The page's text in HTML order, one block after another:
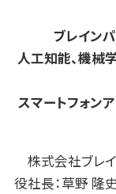
ブレイン
人工知能、機械
スマートフォン
株式会社ブレイ
役社長：草野 隆